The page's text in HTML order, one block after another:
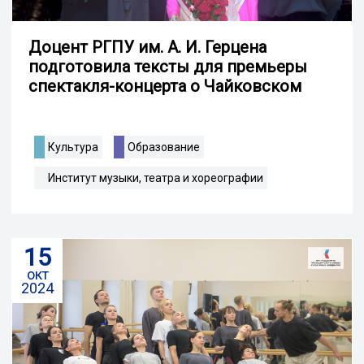
Доцент РГПУ им. А. И. Герцена
подготовила тексты для премьеры
спектакля-концерта о Чайковском
Культура Образование
Институт музыки, театра и хореографии
15
окт
2024